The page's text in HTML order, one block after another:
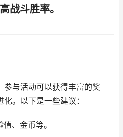
战斗胜率。
参与活动可以获得丰富的奖
。以下是一些建议：
、金币等。